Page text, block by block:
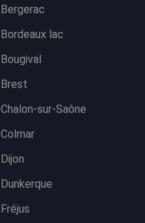
Bergerac
Bordeaux lac
Bougival
Brest
Chalon-sur-Saône
Colmar
Dijon
Dunkerque
Fréjus